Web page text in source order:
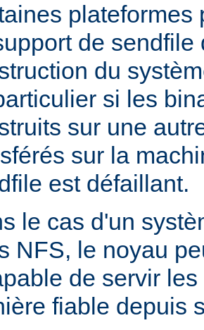
plateformes
de
du
si les
sur une
sur la
est défaillant.
le cas d'un
NFS, le noyau
de servir
fiable depuis